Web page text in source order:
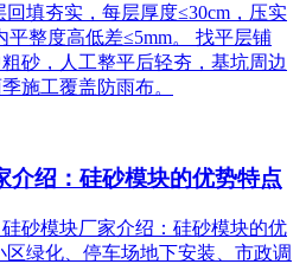
填夯实，每层厚度≤30cm，压实
平整度高低差≤5mm。 找平层铺
砂，人工整平后轻夯，基坑周边
施工覆盖防雨布。
介绍：硅砂模块的优势特点
砂模块厂家介绍：硅砂模块的优
绿化、停车场地下安装、市政调